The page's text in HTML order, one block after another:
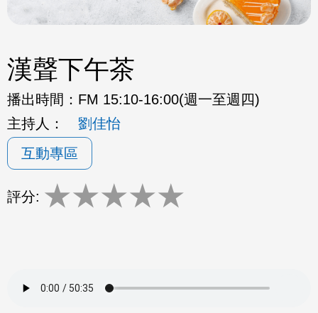
漢聲下午茶
播出時間： FM 15:10-16:00(週一至週四)
主持人：
劉佳怡
互動專區
評分: ★★★★★